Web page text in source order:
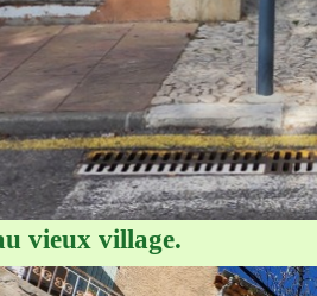
vieux village.